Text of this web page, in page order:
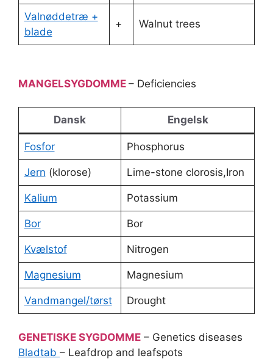
Valnøddetræ +
blade
+ Walnut trees
MANGELSYGDOMME – Deficiencies
Dansk Engelsk
Fosfor Phosphorus
Jern (klorose) Lime-stone clorosis,Iron
Kalium Potassium
Bor Bor
Kvælstof Nitrogen
Magnesium Magnesium
Vandmangel/tørst Drought
GENETISKE SYGDOMME – Genetics diseases
Bladtab – Leafdrop and leafspots